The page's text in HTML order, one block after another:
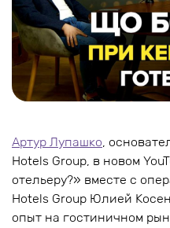
Артур Лупашко,
Hotels Group, в новом
отельеру?» вместе с
Hotels Group Юлией
опыт на гостиничном